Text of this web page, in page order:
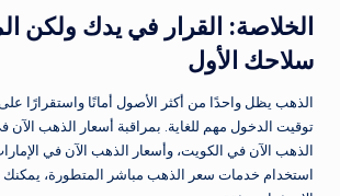
الخلاصة: القرار في يدك ولكن
سلاحك الأول
الذهب يظل واحدًا من أكثر الأصول أمانًا واستقرارًا
توقيت الدخول مهم للغاية. بمراقبة أسعار الذهب الآن
الذهب الآن في الكويت، وأسعار الذهب الآن في
استخدام خدمات سعر الذهب مباشر المتطورة، يمكنك